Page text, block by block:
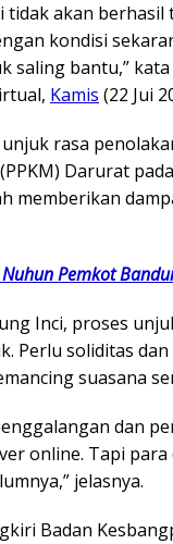
tidak akan
kondisi
saling bantu,” kata
Kamis (22 Jui
rasa
Darurat
memberikan
Pemkot
Inci, proses
Perlu soliditas
suasana
dan
online. Tapi
jelasnya.
Badan